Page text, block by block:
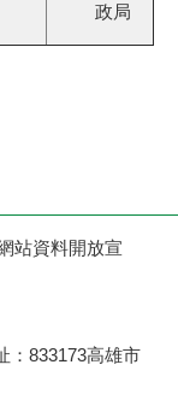
政局
站資料開放宣
：833173高雄市